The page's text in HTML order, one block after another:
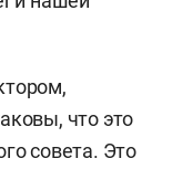
что это
совета. Это